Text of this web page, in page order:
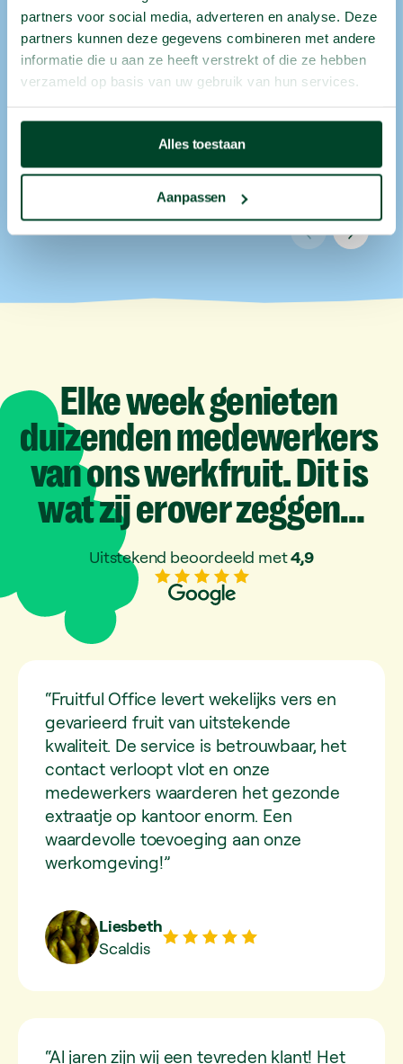
partners voor social media, adverteren en analyse. Deze
partners kunnen deze gegevens combineren met andere
informatie die u aan ze heeft verstrekt of die ze hebben
verzameld op basis van uw gebruik van hun services.
Alles toestaan
Aanpassen
verspilling
Vers fruit eten én verspilling de wereld
uitwerken? Win-win! Goed voor je collega’s,
Elkeweekgenieten
duizendenmedewerkers
vanonswerkfruit.Ditis
watzijeroverzeggen…
Uitstekend beoordeeld met4,9
“Fruitful Office levert wekelijks vers en
gevarieerd fruit van uitstekende
kwaliteit. De service is betrouwbaar, het
contact verloopt vlot en onze
medewerkers waarderen het gezonde
extraatje op kantoor enorm. Een
waardevolle toevoeging aan onze
werkomgeving!”
Liesbeth
Scaldis
“Al jaren zijn wij een tevreden klant! Het